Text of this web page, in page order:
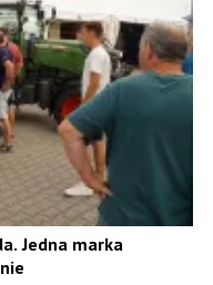
Jedna marka